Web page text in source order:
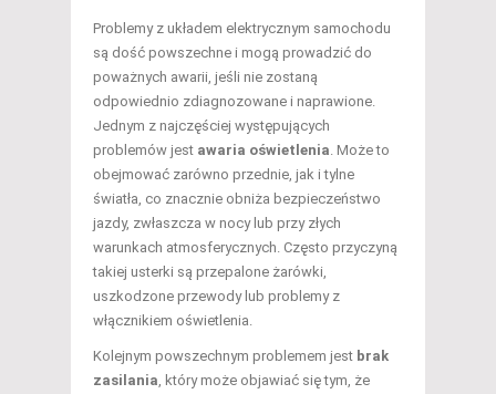
Problemy z układem elektrycznym samochodu
są dość powszechne i mogą prowadzić do
poważnych awarii, jeśli nie zostaną
odpowiednio zdiagnozowane i naprawione.
Jednym z najczęściej występujących
problemów jest awaria oświetlenia . Może to
obejmować zarówno przednie, jak i tylne
światła, co znacznie obniża bezpieczeństwo
jazdy, zwłaszcza w nocy lub przy złych
warunkach atmosferycznych. Często przyczyną
takiej usterki są przepalone żarówki,
uszkodzone przewody lub problemy z
włącznikiem oświetlenia.
Kolejnym powszechnym problemem jest brak
zasilania , który może objawiać się tym, że